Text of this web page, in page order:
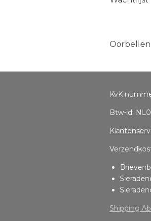
Oorbellen
KvK
Btw-id:
Shipping